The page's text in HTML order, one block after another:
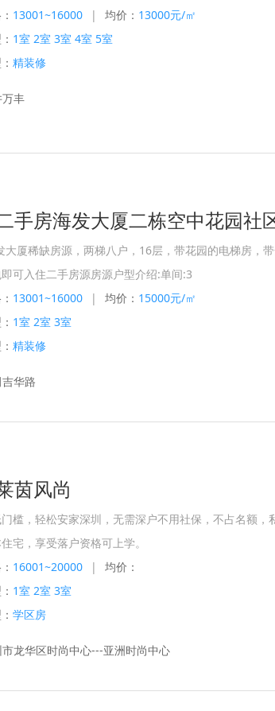
13001~16000 | 均价： 13000元/㎡
1室 2室 3室 4室 5室
精装修
丰
大厦稀缺房源，两梯八户，1‌6层，带花‌园的电梯房，
可入住二手‌房源房‌源户型介绍:单‌间:3
13001~16000 | 均价： 15000元/㎡
1室 2室 3室
精装修
华路
茵风尚
槛，轻松安家深圳，无需深户不用社保，不占名额，
宅，享受落户资格可上学。
16001~20000 |
均价：
1室 2室 3室
学区房
龙华区时尚中心---亚洲时尚中心